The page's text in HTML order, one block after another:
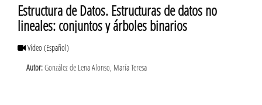
Estructura de Datos. Estructuras de datos no
lineales: conjuntos y árboles binarios
Vídeo(Español)
Autor:González de Lena Alonso, María Teresa